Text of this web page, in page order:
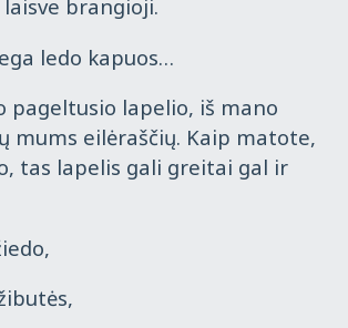
laisve brangioji.
ledo kapuos…
pageltusio lapelio, iš mano
mums eilėraščių. Kaip matote,
tas lapelis gali greitai gal ir